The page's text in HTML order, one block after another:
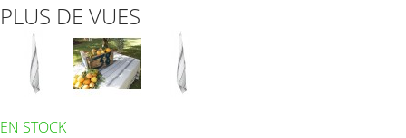
PLUS DE VUES
EN STOCK